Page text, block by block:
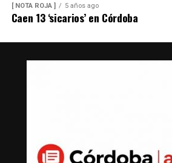
[ NOTA ROJA ] 5 años ago
Caen 13 ‘sicarios’ en Córdoba